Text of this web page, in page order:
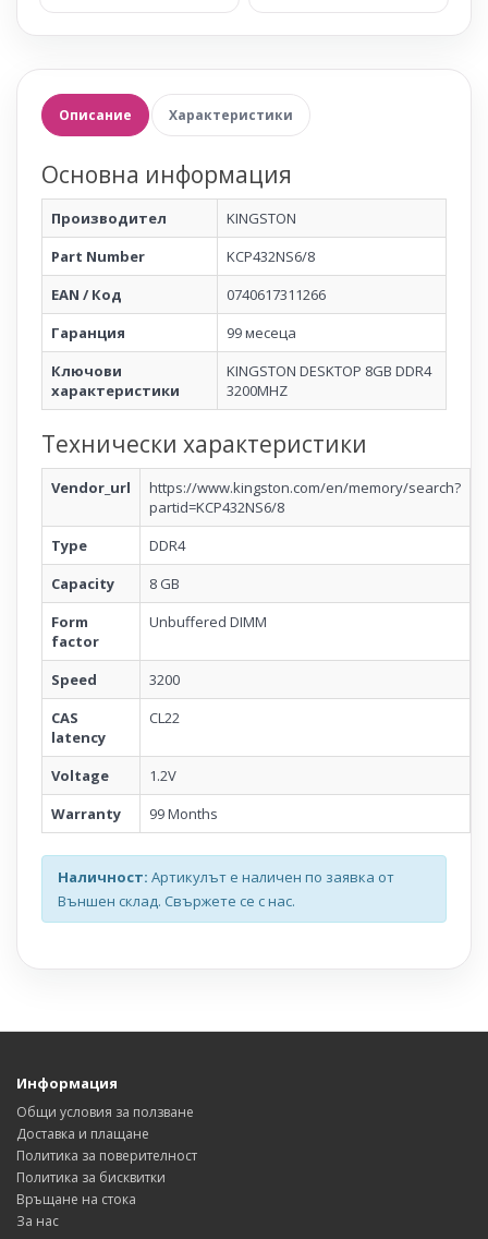
Описание Характеристики
Основна информация
Производител
KINGSTON
Part Number
KCP432NS6/8
EAN / Код
0740617311266
Гаранция
99 месеца
Ключови
характеристики
KINGSTON DESKTOP 8GB DDR4
3200MHZ
Технически характеристики
Vendor_url
https://www.kingston.com/en/memory/search?
partid=KCP432NS6/8
Type
DDR4
Capacity
8 GB
Form
factor
Unbuffered DIMM
Speed
3200
CAS
latency
CL22
Voltage
1.2V
Warranty
99 Months
Наличност: Артикулът е наличен по заявка от
Външен склад. Свържете се с нас.
Информация
Общи условия за ползване
Доставка и плащане
Политика за поверителност
Политика за бисквитки
Връщане на стока
За нас